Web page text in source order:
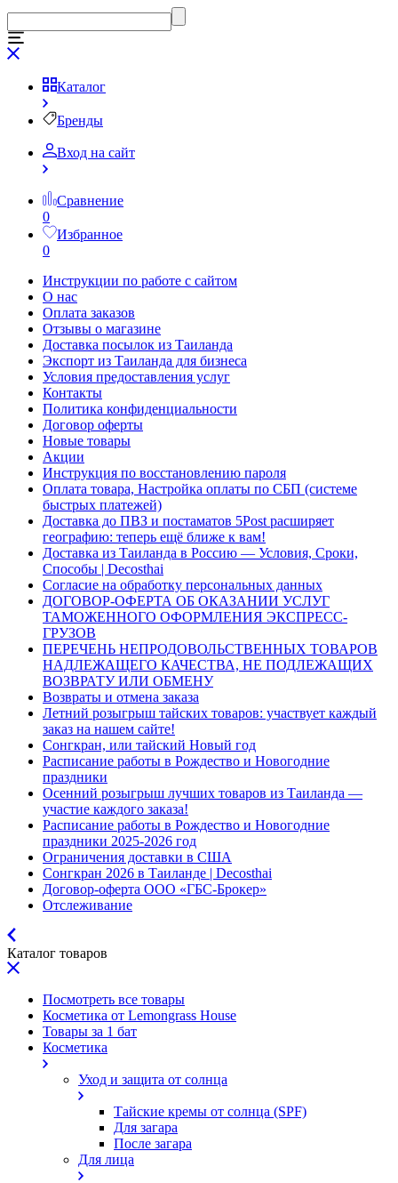
Каталог
Бренды
Вход на сайт
Сравнение
0
Избранное
0
Инструкции по работе с сайтом
О нас
Оплата заказов
Отзывы о магазине
Доставка посылок из Таиланда
Экспорт из Таиланда для бизнеса
Условия предоставления услуг
Контакты
Политика конфиденциальности
Договор оферты
Новые товары
Акции
Инструкция по восстановлению пароля
Оплата товара, Настройка оплаты по СБП (системе
быстрых платежей)
Доставка до ПВЗ и постаматов 5Post расширяет
географию: теперь ещё ближе к вам!
Доставка из Таиланда в Россию — Условия, Сроки,
Способы | Decosthai
Согласие на обработку персональных данных
ДОГОВОР-ОФЕРТА ОБ ОКАЗАНИИ УСЛУГ
ТАМОЖЕННОГО ОФОРМЛЕНИЯ ЭКСПРЕСС-
ГРУЗОВ
ПЕРЕЧЕНЬ НЕПРОДОВОЛЬСТВЕННЫХ ТОВАРОВ
НАДЛЕЖАЩЕГО КАЧЕСТВА, НЕ ПОДЛЕЖАЩИХ
ВОЗВРАТУ ИЛИ ОБМЕНУ
Возвраты и отмена заказа
Летний розыгрыш тайских товаров: участвует каждый
заказ на нашем сайте!
Сонгкран, или тайский Новый год
Расписание работы в Рождество и Новогодние
праздники
Осенний розыгрыш лучших товаров из Таиланда —
участие каждого заказа!
Расписание работы в Рождество и Новогодние
праздники 2025-2026 год
Ограничения доставки в США
Сонгкран 2026 в Таиланде | Decosthai
Договор-оферта ООО «ГБС-Брокер»
Отслеживание
Каталог товаров
Посмотреть все товары
Косметика от Lemongrass House
Товары за 1 бат
Косметика
Уход и защита от солнца
Тайские кремы от солнца (SPF)
Для загара
После загара
Для лица